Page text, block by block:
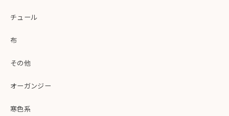
チュール
布
その他
オーガンジー
寒色系